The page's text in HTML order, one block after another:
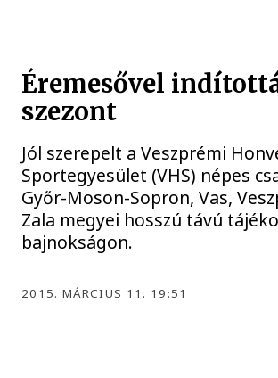
Éremesővel
szezont
Jól szerepelt a Veszprémi
Sportegyesület (VHS) népes
Győr-Moson-Sopron, Vas,
Zala megyei hosszú távú
bajnokságon.
2015. MÁRCIUS 11. 19:51